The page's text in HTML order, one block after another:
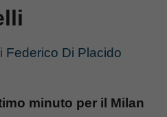
Federico Di Placido
minuto per il Milan